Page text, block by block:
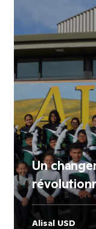
Un
Alisal USD